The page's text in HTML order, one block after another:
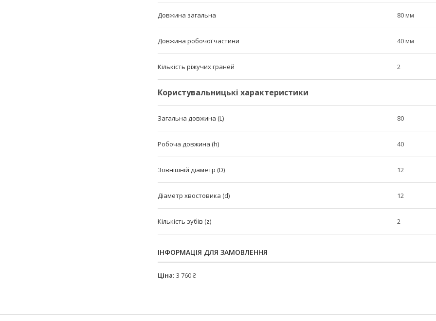
Довжина загальна 80 мм
Довжина робочої частини 40 мм
Кількість ріжучих граней 2
Користувальницькі характеристики
Загальна довжина (L) 80
Робоча довжина (h) 40
Зовнішній діаметр (D) 12
Діаметр хвостовика (d) 12
Кількість зубів (z) 2
ІНФОРМАЦІЯ ДЛЯ ЗАМОВЛЕННЯ
Ціна: 3 760 ₴